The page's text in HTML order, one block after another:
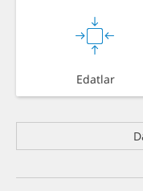
Edatlar